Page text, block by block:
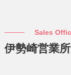
Sales
伊勢崎営業所